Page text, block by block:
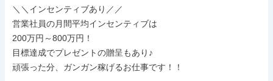
＼＼インセンティブあり／／
営業社員の月間平均インセンティブは
200万円～800万円！
目標達成でプレゼントの贈呈もあり♪
頑張った分、ガンガン稼げるお仕事です！！